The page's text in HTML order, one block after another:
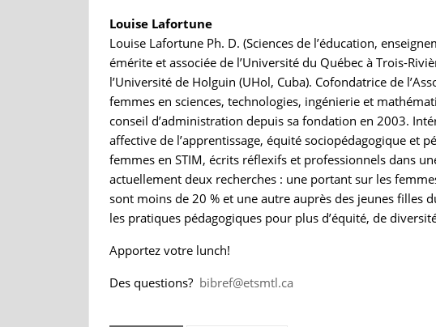
Louise Lafortune
Louise Lafortune Ph. D. (Sciences de l’éducation,
émérite et associée de l’Université du Québec à Trois-
l’Université de Holguin (UHol, Cuba). Cofondatrice de
femmes en sciences, technologies, ingénierie et
conseil d’administration depuis sa fondation en 2003.
affective de l’apprentissage, équité sociopédagogique et
femmes en STIM, écrits réflexifs et professionnels dans
actuellement deux recherches : une portant sur les
sont moins de 20 % et une autre auprès des jeunes filles
les pratiques pédagogiques pour plus d’équité, de
Apportez votre lunch!
Des questions? bibref@etsmtl.ca